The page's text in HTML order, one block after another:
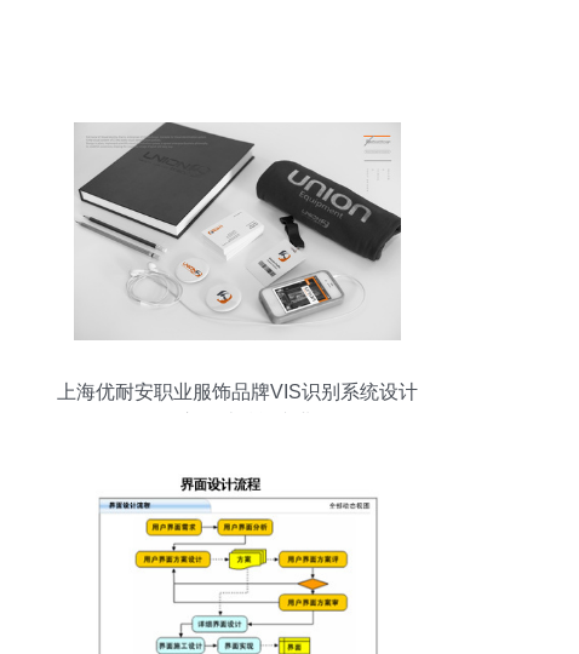
上海优耐安职业服饰品牌VIS识别系统设计